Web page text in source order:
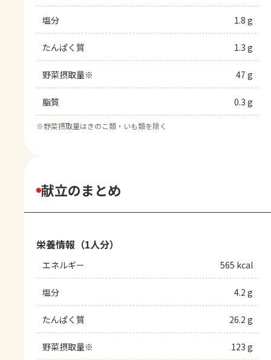
塩分 1.8 g
たんぱく質 1.3 g
野菜摂取量※ 47 g
脂質 0.3 g
※野菜摂取量はきのこ類・いも類を除く
献立のまとめ
栄養情報（1人分）
エネルギー 565 kcal
塩分 4.2 g
たんぱく質 26.2 g
野菜摂取量※ 123 g